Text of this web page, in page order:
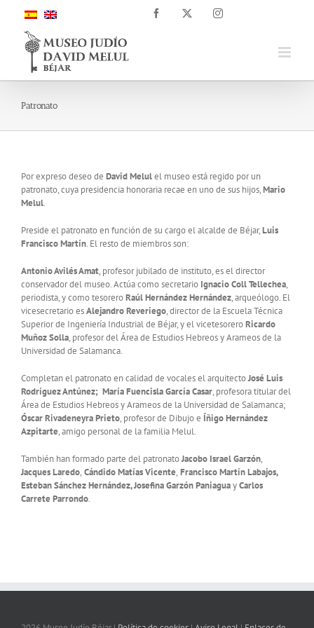
contenido
Facebook Instagram
Patronato
Por expreso deseo de David Melulel museo está regido por un
patronato, cuya presidencia honoraria recae en uno de sus hijos,Mario
Melul.
Preside el patronato en función de su cargo el alcalde de Béjar,Luis
Francisco Martín. El resto de miembros son:
Antonio Avilés Amat, profesor jubilado de instituto, es el director
conservador del museo. Actúa como secretario Ignacio Coll Tellechea,
periodista, y como tesoreroRaúl HernándezHernández, arqueólogo. El
vicesecretario esAlejandro Reveriego, director de la Escuela Técnica
Superior de Ingeniería Industrial de Béjar, y el vicetesoreroRicardo
Muñoz Solla, profesor del Área de Estudios Hebreos y Arameos de la
Universidad de Salamanca.
Completan el patronato en calidad de vocales el arquitectoJosé Luis
Rodríguez Antúnez; María Fuencisla García Casar, profesora titular del
Área de Estudios Hebreos y Arameos de la Universidad de Salamanca;
Óscar Rivadeneyra Prieto, profesor de Dibujo e Íñigo Hernández
Azpitarte, amigo personal de la familia Melul.
También han formado parte del patronatoJacobo Israel Garzón,
Jacques Laredo, Cándido Matías Vicente, Francisco Martín Labajos,
Esteban Sánchez Hernández, Josefina Garzón PaniaguayCarlos
Carrete Parrondo.